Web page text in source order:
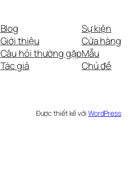
Blog
Giới thiệu
Câu hỏi thường gặp
Tác giả
Sự kiện
Cửa hàng
Mẫu
Chủ đề
Được thiết kế với WordPress